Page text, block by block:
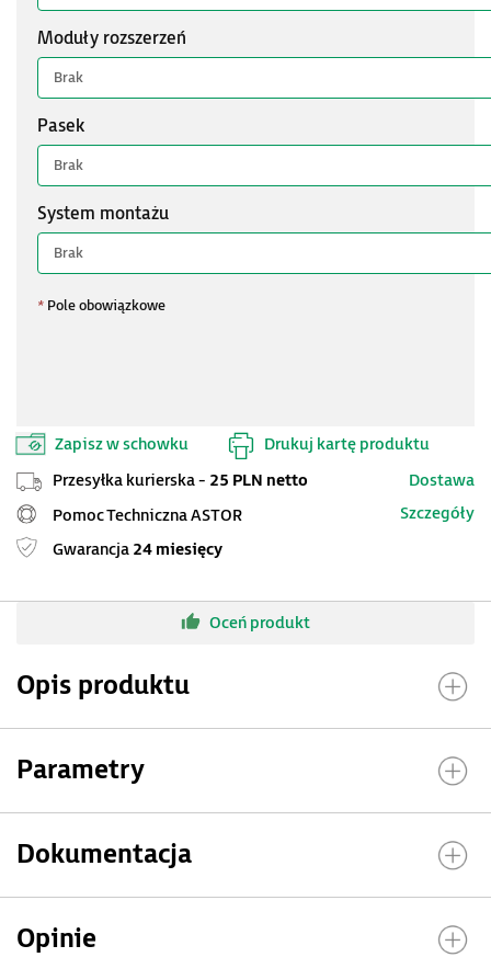
Zapisz w schowku Drukuj kartę produktu
Moduły rozszerzeń
Pasek
System montażu
* Pole obowiązkowe
Przesyłka kurierska - 25 PLN netto
Dostawa
Pomoc Techniczna ASTOR
Szczegóły
Gwarancja 24 miesięcy
Oceń produkt
Opis produktu
Parametry
Dokumentacja
Opinie